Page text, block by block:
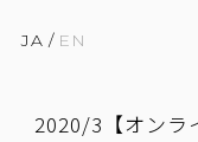
JA / EN
2020/3【オンラ